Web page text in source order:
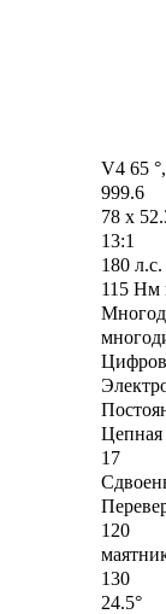
V4 65
999.6
78 x
13:1
180
115 Нм
Цепная
17
120
130
24.5°